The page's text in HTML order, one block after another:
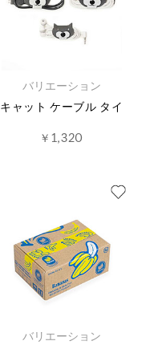
バリエーション
キャット ケーブル タイ
￥1,320
バリエーション